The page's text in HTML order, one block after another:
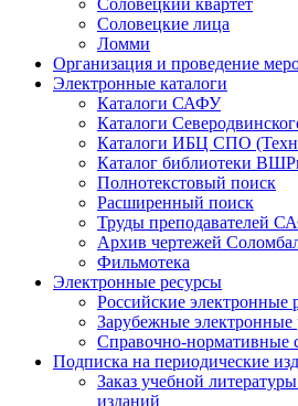
Соловецкий квартет
Соловецкие лица
Ломми
Организация и проведение
Электронные каталоги
Каталоги САФУ
Каталоги
Каталоги ИБЦ СПО
Каталог библиотеки
Полнотекстовый поиск
Расширенный поиск
Труды преподавателей
Архив чертежей
Фильмотека
Электронные ресурсы
Российские электронные
Зарубежные электронные
Справочно-нормативные
Подписка на периодические
Заказ учебной
изданий